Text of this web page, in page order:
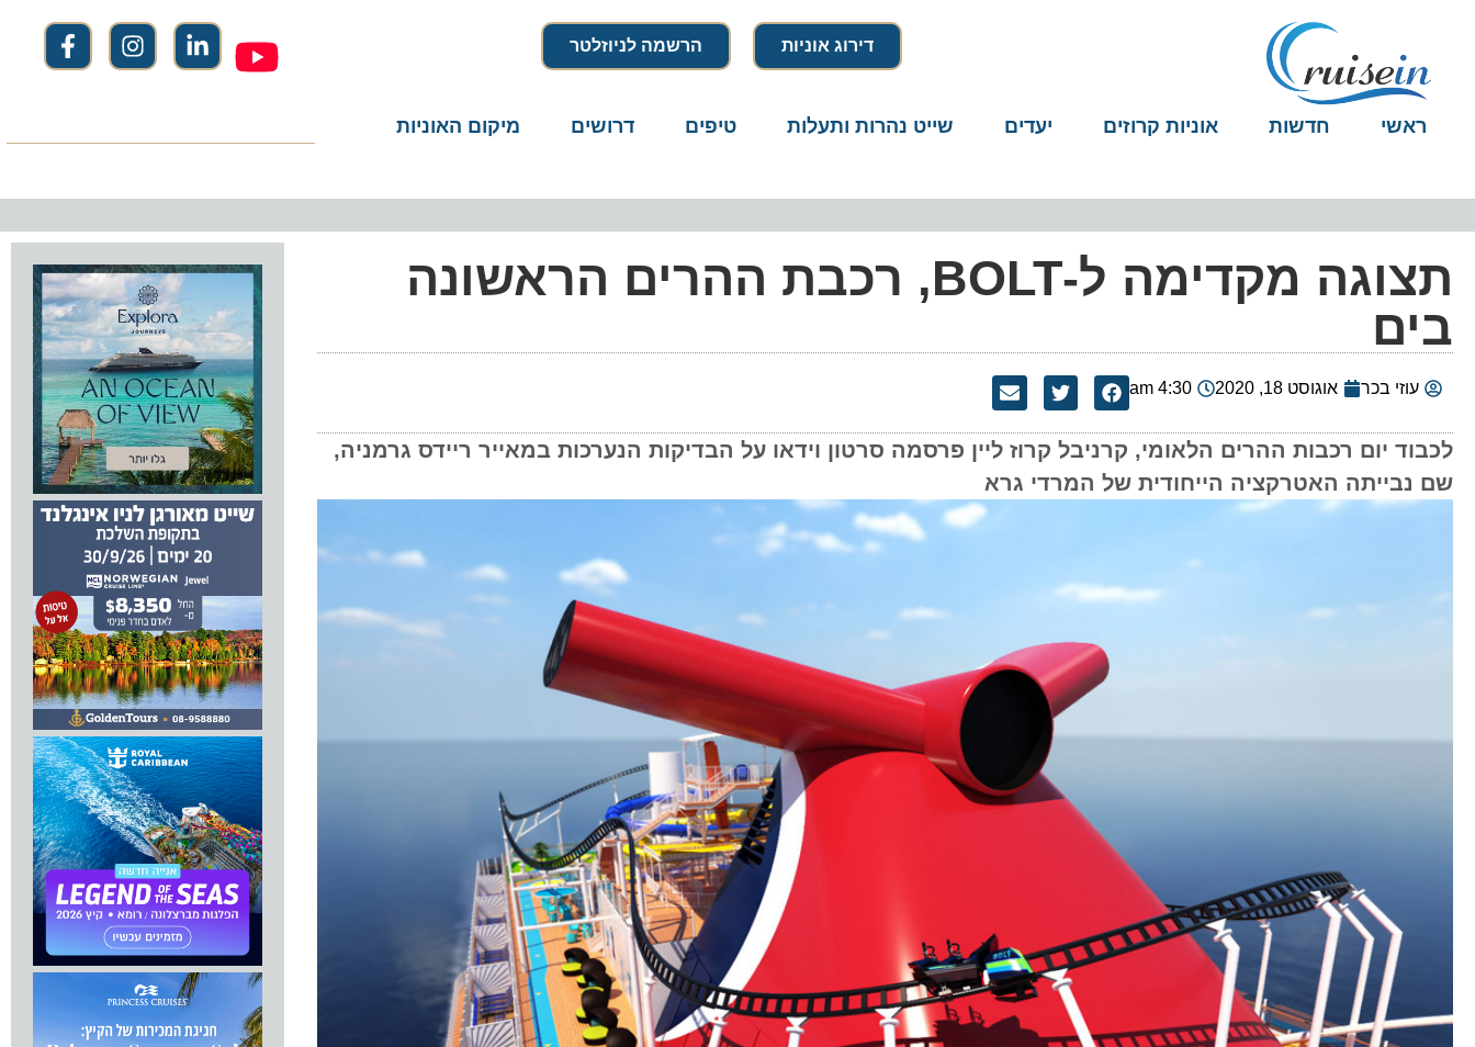
הרשמה לניוזלטר דירוג אוניות
ראשי חדשות אוניות קרוזים יעדים שייט נהרות ותעלות טיפים דרושים מיקום האוניות
תצוגה מקדימה ל-BOLT, רכבת ההרים הראשונה
בים
עוזי בכר אוגוסט 18, 2020 4:30 am
לכבוד יום רכבות ההרים הלאומי, קרניבל קרוז ליין פרסמה סרטון וידאו על הבדיקות הנערכות במאייר ריידס גרמניה,
שם נבייתה האטרקציה הייחודית של המרדי גרא